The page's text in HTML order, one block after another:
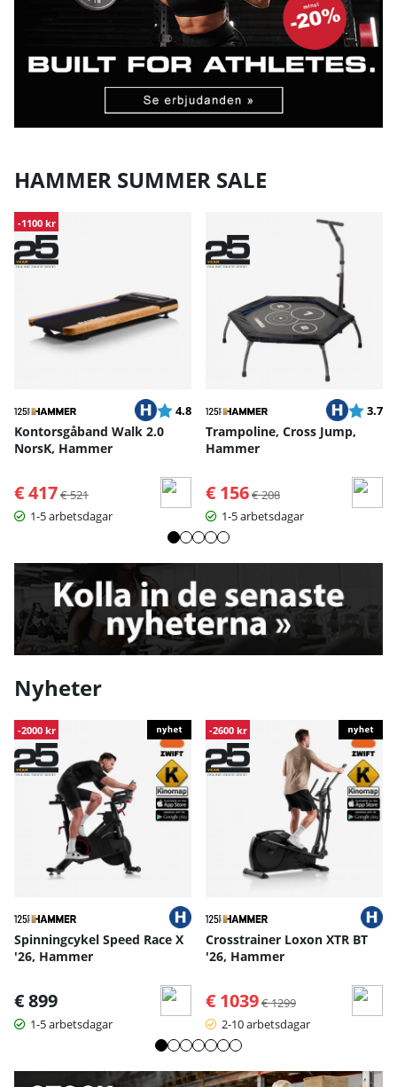
HAMMER SUMMER SALE
-1100 kr
Betyg:
4.8 utav 5 stjärnor
Kontorsgåband Walk 2.0
NorsK, Hammer
€ 417 Ordinarie pris:
€ 521
1-5 arbetsdagar
Betyg:
3.7
Trampoline, Cross Jump,
Hammer
€ 156 Ordinarie pris:
€ 208
1-5 arbetsdagar
Nyheter
-2000 kr
Spinningcykel Speed Race X
'26, Hammer
€ 899
1-5 arbetsdagar
-2600 kr
Crosstrainer Loxon XTR BT
'26, Hammer
€ 1039 Ordinarie pris:
€ 1299
2-10 arbetsdagar